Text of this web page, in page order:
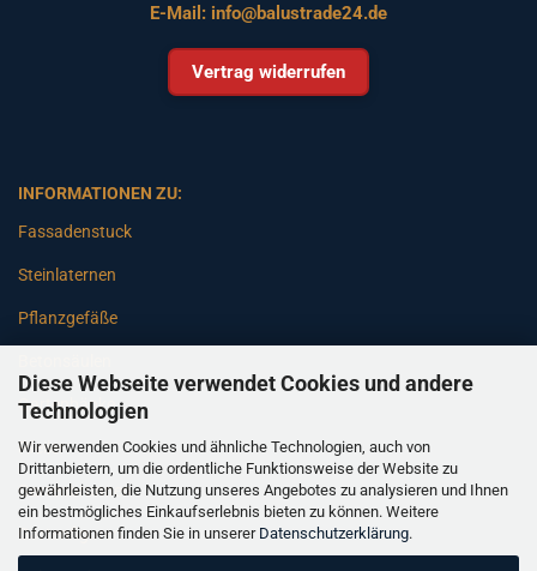
Diese Webseite verwendet Cookies und andere
Technologien
Wir verwenden Cookies und ähnliche Technologien, auch von
Drittanbietern, um die ordentliche Funktionsweise der Website zu
gewährleisten, die Nutzung unseres Angebotes zu analysieren und Ihnen
ein bestmögliches Einkaufserlebnis bieten zu können. Weitere
Informationen finden Sie in unserer Datenschutzerklärung.
E-Mail: info@balustrade24.de
Vertrag widerrufen
INFORMATIONEN ZU:
Fassadenstuck
Steinlaternen
Pflanzgefäße
Gartenbänke
Pfeiler
Gartenbrunnen
Gartenfiguren